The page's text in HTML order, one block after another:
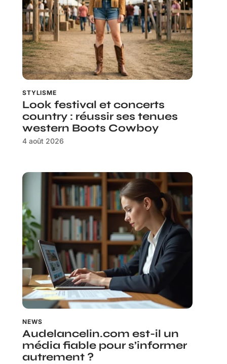
STYLISME
Look festival et concerts
country : réussir ses tenues
western Boots Cowboy
4 août 2026
NEWS
Audelancelin.com est-il un
média fiable pour s’informer
autrement ?